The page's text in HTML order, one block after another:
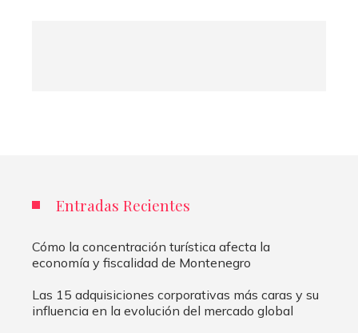
Entradas Recientes
Cómo la concentración turística afecta la
economía y fiscalidad de Montenegro
Las 15 adquisiciones corporativas más caras y su
influencia en la evolución del mercado global